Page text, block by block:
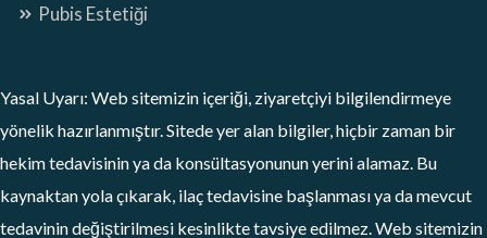
Pubis Estetiği
Yasal Uyarı: Web sitemizin içeriği, ziyaretçiyi bilgilendirmeye
yönelik hazırlanmıştır. Sitede yer alan bilgiler, hiçbir zaman bir
hekim tedavisinin ya da konsültasyonunun yerini alamaz. Bu
kaynaktan yola çıkarak, ilaç tedavisine başlanması ya da mevcut
tedavinin değiştirilmesi kesinlikte tavsiye edilmez. Web sitemizin